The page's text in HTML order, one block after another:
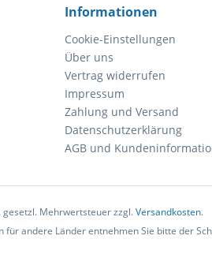
Informationen
Cookie-Einstellungen
Über uns
Vertrag widerrufen
Impressum
Zahlung und Versand
Datenschutzerklärung
AGB und
gesetzl. Mehrwertsteuer zzgl.Versandkosten.
andere Länder entnehmen Sie bitte der